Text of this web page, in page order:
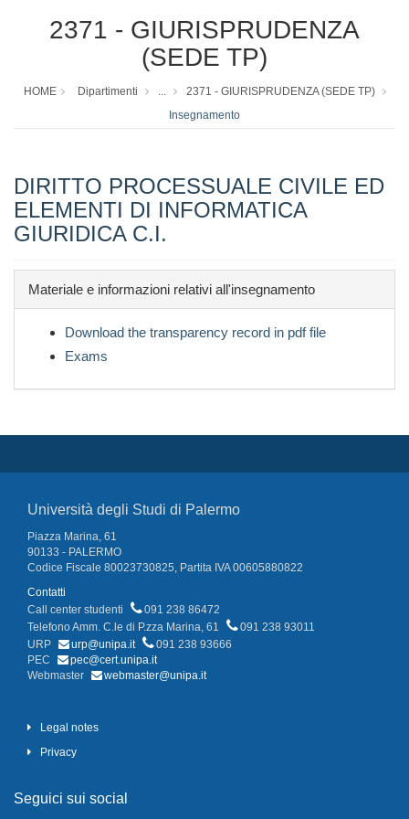
2371 - GIURISPRUDENZA
(SEDE TP)
HOME Dipartimenti ...
2371 - GIURISPRUDENZA (SEDE TP)
Insegnamento
DIRITTO PROCESSUALE CIVILE ED
ELEMENTI DI INFORMATICA
GIURIDICA C.I.
Materiale e informazioni relativi all'insegnamento
Download the transparency record in pdf file
Exams
Università degli Studi di Palermo
Piazza Marina, 61
90133 - PALERMO
Codice Fiscale 80023730825, Partita IVA 00605880822
Contatti
Call center studenti
091 238 86472
Telefono Amm. C.le di P.zza Marina, 61
091 238 93011
URP
urp@unipa.it
091 238 93666
PEC
pec@cert.unipa.it
Webmaster
webmaster@unipa.it
Legal notes
Privacy
Seguici sui social